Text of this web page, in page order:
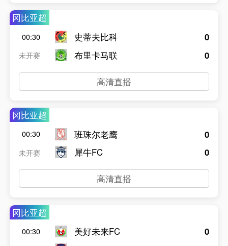
冈比亚超
00:30
未开赛
史蒂夫比科
布里卡马联
0
0
高清直播
冈比亚超
00:30
未开赛
班珠尔老鹰
犀牛FC
0
0
高清直播
冈比亚超
00:30
美好未来FC
0